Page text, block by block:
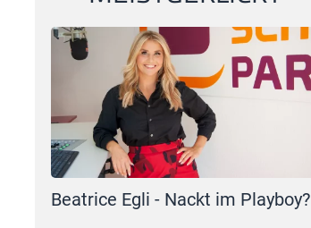
Beatrice Egli - Nackt im Playboy?